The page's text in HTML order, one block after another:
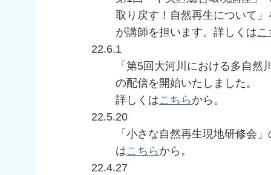
取り戻す！自然再生について
が講師を担います。詳しくはこ
22.6.1
「第5回大河川における多自
の配信を開始いたしました。
詳しくはこちら から。
22.5.20
「小さな自然再生現地研修会
はこちら から。
22.4.27